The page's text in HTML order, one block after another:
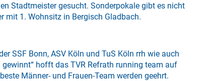
Stadtmeister gesucht. Sonderpokale gibt es nicht
mit 1. Wohnsitz in Bergisch Gladbach.
SSF Bonn, ASV Köln und TuS Köln rrh wie auch
hofft das TVR Refrath running team auf
Männer- und Frauen-Team werden geehrt.